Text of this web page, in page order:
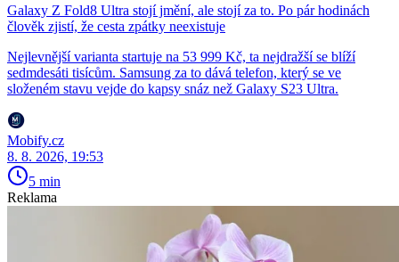
Galaxy Z Fold8 Ultra stojí jmění, ale stojí za to. Po pár hodinách
člověk zjistí, že cesta zpátky neexistuje
Nejlevnější varianta startuje na 53 999 Kč, ta nejdražší se blíží
sedmdesáti tisícům. Samsung za to dává telefon, který se ve
složeném stavu vejde do kapsy snáz než Galaxy S23 Ultra.
Mobify.cz
8. 8. 2026, 19:53
5 min
Reklama